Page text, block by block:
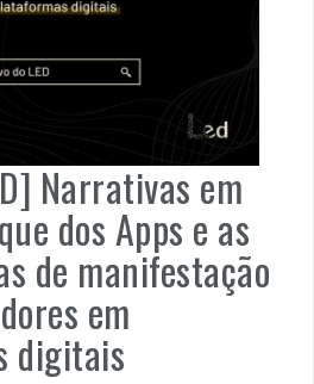
Narrativas em
dos Apps e as
de manifestação
em
digitais